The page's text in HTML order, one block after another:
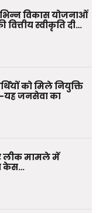
विकास योजनाओं
स्वीकृति दी…
को मिले नियुक्ति
यह जनसेवा का
लीक मामले में
केस…